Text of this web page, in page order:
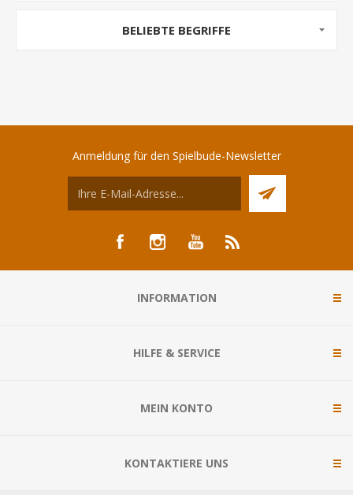
BELIEBTE BEGRIFFE
Anmeldung für den Spielbude-Newsletter
INFORMATION
HILFE & SERVICE
MEIN KONTO
KONTAKTIERE UNS